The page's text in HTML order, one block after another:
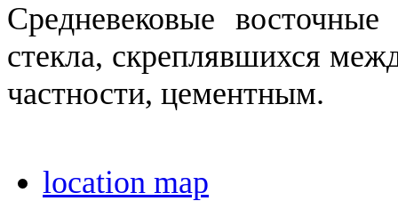
Средневековые
стекла, скреплявшихся
частности, цементным.
location map